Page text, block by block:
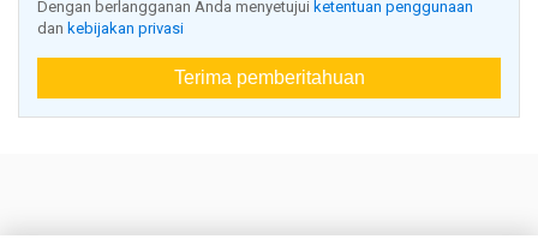
Dengan berlangganan Anda menyetujui ketentuan penggunaan
dan kebijakan privasi
Terima pemberitahuan